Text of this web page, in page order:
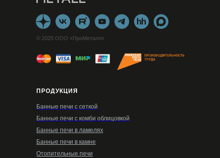
ПРОДУКЦИЯ
Банные печи с сеткой
Банные печи с комби облицовкой
Банные печи в ламелях
Банные печи в камне
Отопительные печи
© 2025 ООО «ПроМеталл»